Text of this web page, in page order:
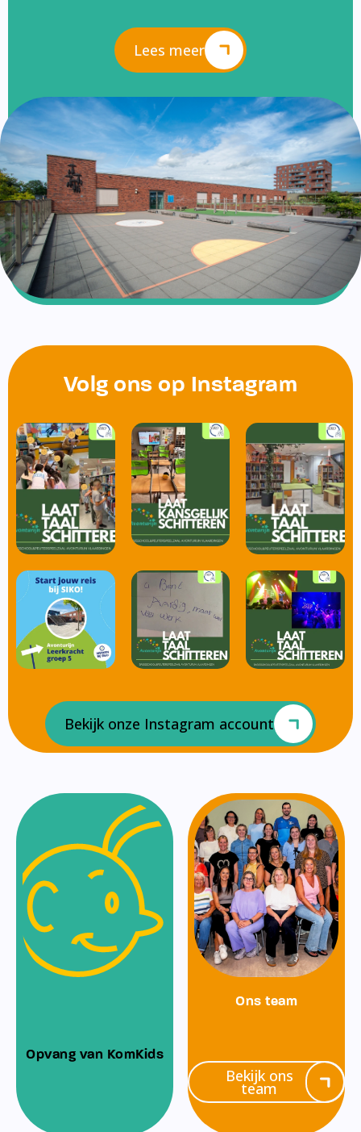
Lees meer
Volg ons op Instagram
Bekijk onze Instagram account
Opvang van KomKids
Ons team
Bekijk ons
team